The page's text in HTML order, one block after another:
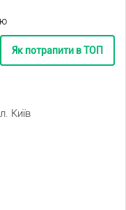
Як потрапити в ТОП
Київ